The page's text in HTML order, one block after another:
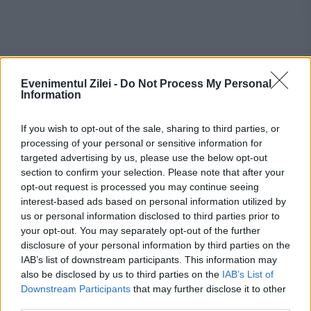
Evenimentul Zilei - Do Not Process My Personal
Information
If you wish to opt-out of the sale, sharing to third parties, or
processing of your personal or sensitive information for
targeted advertising by us, please use the below opt-out
section to confirm your selection. Please note that after your
opt-out request is processed you may continue seeing
interest-based ads based on personal information utilized by
us or personal information disclosed to third parties prior to
your opt-out. You may separately opt-out of the further
disclosure of your personal information by third parties on the
IAB’s list of downstream participants. This information may
also be disclosed by us to third parties on the IAB’s List of
Downstream Participants that may further disclose it to other
Recomandările noastre
POLITICA